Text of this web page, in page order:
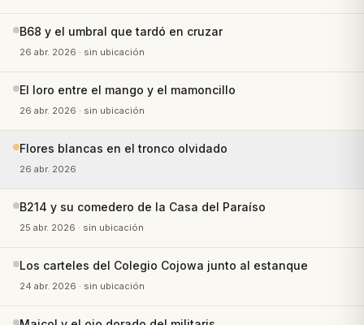
B68 y el umbral que tardó en cruzar
26 abr. 2026 · sin ubicación
El loro entre el mango y el mamoncillo
26 abr. 2026 · sin ubicación
Flores blancas en el tronco olvidado
26 abr. 2026
B214 y su comedero de la Casa del Paraíso
25 abr. 2026 · sin ubicación
Los carteles del Colegio Cojowa junto al estanque
24 abr. 2026 · sin ubicación